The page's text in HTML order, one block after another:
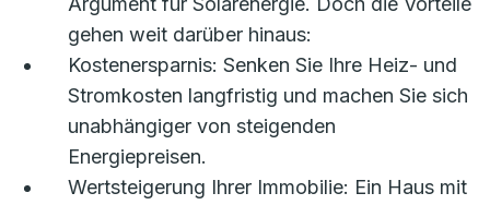
gehen weit darüber hinaus:
Kostenersparnis: Senken Sie Ihre Heiz- und
Stromkosten langfristig und machen Sie sich
unabhängiger von steigenden
Energiepreisen.
Wertsteigerung Ihrer Immobilie: Ein Haus mit